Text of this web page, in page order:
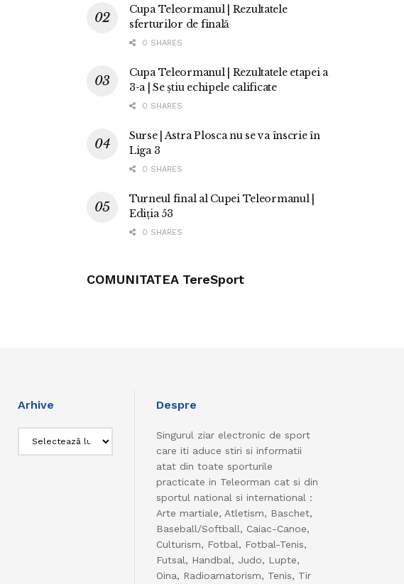
Cupa Teleormanul | Rezultatele
sferturilor de finală
0 SHARES
Cupa Teleormanul | Rezultatele etapei a
3-a | Se știu echipele calificate
0 SHARES
Surse | Astra Plosca nu se va înscrie în
Liga 3
0 SHARES
Turneul final al Cupei Teleormanul |
Ediția 53
0 SHARES
COMUNITATEA TereSport
Arhive Despre
Singurul ziar electronic de sport
care iti aduce stiri si informatii
atat din toate sporturile
practicate in Teleorman cat si din
sportul national si international :
Arte martiale, Atletism, Baschet,
Baseball/Softball, Caiac-Canoe,
Culturism, Fotbal, Fotbal-Tenis,
Futsal, Handbal, Judo, Lupte,
Oina, Radioamatorism, Tenis, Tir